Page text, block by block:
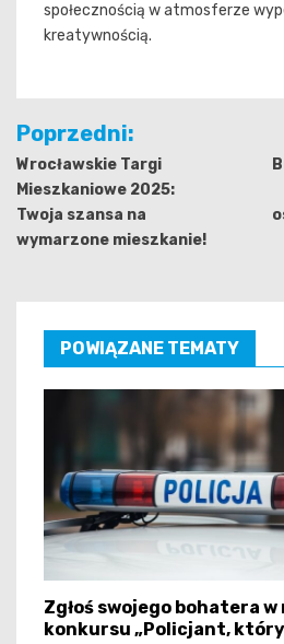
społecznością w atmosferze
kreatywnością.
Nawigacja
wpisu
Poprzedni:
Wrocławskie Targi
Mieszkaniowe 2025:
Twoja szansa na
wymarzone mieszkanie!
POWIĄZANE TEMATY
Zgłoś swojego bohatera
konkursu „Policjant, który